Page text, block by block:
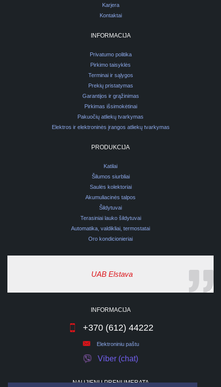
Karjera
Kontaktai
INFORMACIJA
Privatumo politika
Pirkimo taisyklės
Terminai ir sąlygos
Prekių pristatymas
Garantijos ir grąžinimas
Pirkimas išsimokėtinai
Pakuočių atliekų tvarkymas
Elektros ir elektroninės įrangos atliekų tvarkymas
PRODUKCIJA
Katilai
Šilumos siurbliai
Saulės kolektoriai
Akumuliacinės talpos
Šildytuvai
Terasiniai lauko šildytuvai
Automatika, valdikliai, termostatai
Oro kondicionieriai
UAB Elstava
INFORMACIJA
+370 (612) 44222
Elektroniniu paštu
Viber (chat)
NAUJIENŲ PRENUMERATA